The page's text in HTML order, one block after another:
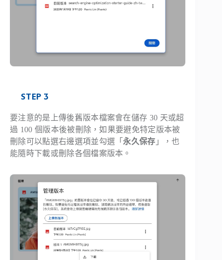
STEP 3
要注意的是上傳後舊版本檔案會在儲存 30 天或超
過 100 個版本後被刪除，如果要避免特定版本被
刪除可以點選右邊選項並勾選「 永久保存 」，也
能隨時下載或刪除各個檔案版本。